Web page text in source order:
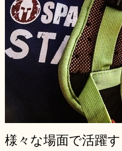
様々な場面で活躍